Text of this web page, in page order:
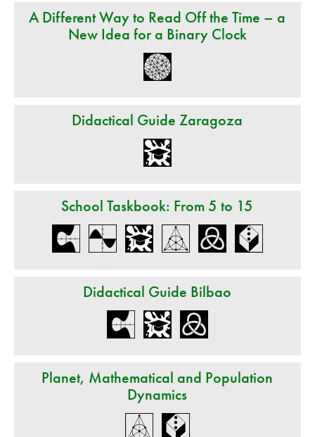
A Different Way to Read Off the Time – a
New Idea for a Binary Clock
Didactical Guide Zaragoza
School Taskbook: From 5 to 15
Didactical Guide Bilbao
Planet, Mathematical and Population
Dynamics